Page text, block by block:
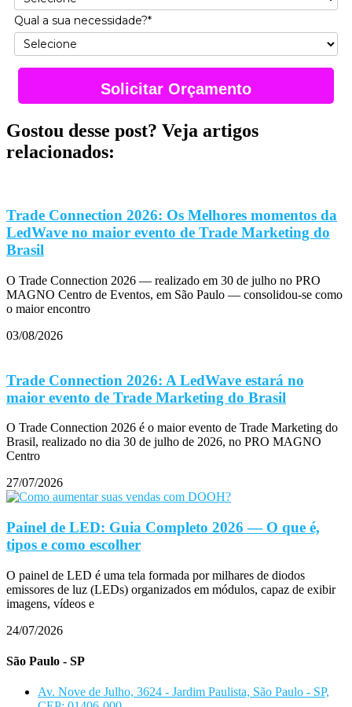
Qual a sua necessidade?*
Solicitar Orçamento
Gostou desse post? Veja artigos
relacionados:
Trade Connection 2026: Os Melhores momentos da
LedWave no maior evento de Trade Marketing do
Brasil
O Trade Connection 2026 — realizado em 30 de julho no PRO
MAGNO Centro de Eventos, em São Paulo — consolidou-se como
o maior encontro
03/08/2026
Trade Connection 2026: A LedWave estará no
maior evento de Trade Marketing do Brasil
O Trade Connection 2026 é o maior evento de Trade Marketing do
Brasil, realizado no dia 30 de julho de 2026, no PRO MAGNO
Centro
27/07/2026
Painel de LED: Guia Completo 2026 — O que é,
tipos e como escolher
O painel de LED é uma tela formada por milhares de diodos
emissores de luz (LEDs) organizados em módulos, capaz de exibir
imagens, vídeos e
24/07/2026
São Paulo - SP
Av. Nove de Julho, 3624 - Jardim Paulista, São Paulo - SP,